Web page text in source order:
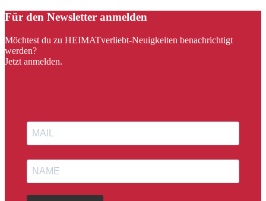
Für den Newsletter anmelden
Möchtest du zu HEIMATverliebt-Neuigkeiten benachrichtigt
werden?
Jetzt anmelden.